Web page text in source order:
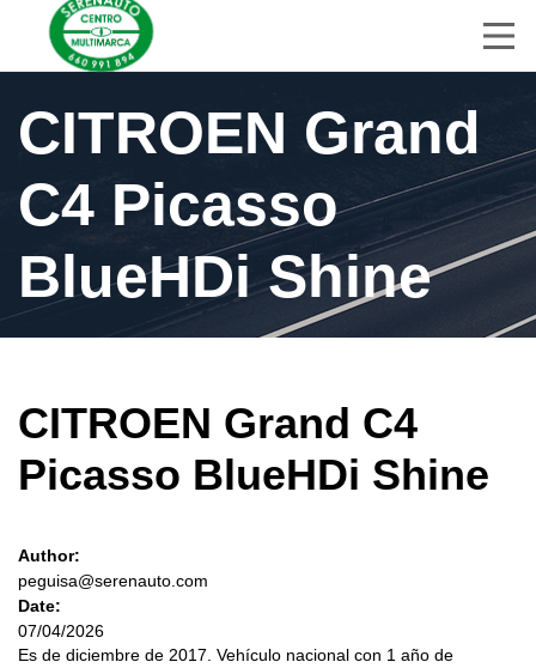
Inicio
Sobre Nosotros
Contacto
CITROEN Grand
C4 Picasso
BlueHDi Shine
CITROEN Grand C4
Picasso BlueHDi Shine
Author:
peguisa@serenauto.com
Date:
07/04/2026
Es de diciembre de 2017. Vehículo nacional con 1 año de